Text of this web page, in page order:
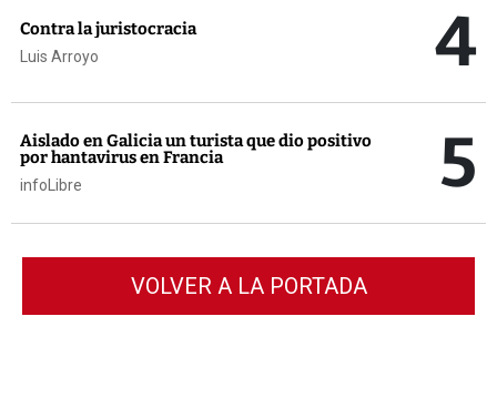
Contra la juristocracia
Luis Arroyo 4
Aislado en Galicia un turista que dio positivo
por hantavirus en Francia
infoLibre 5
VOLVER A LA PORTADA